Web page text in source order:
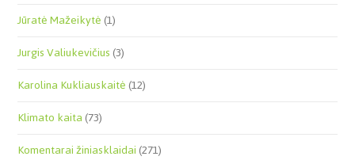
Jūratė Mažeikytė(1)
Jurgis Valiukevičius(3)
Karolina Kukliauskaitė(12)
Klimato kaita(73)
Komentarai žiniasklaidai(271)